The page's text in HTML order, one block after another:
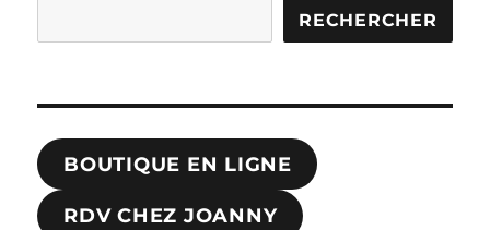
RECHERCHER
BOUTIQUE EN LIGNE
RDV CHEZ JOANNY